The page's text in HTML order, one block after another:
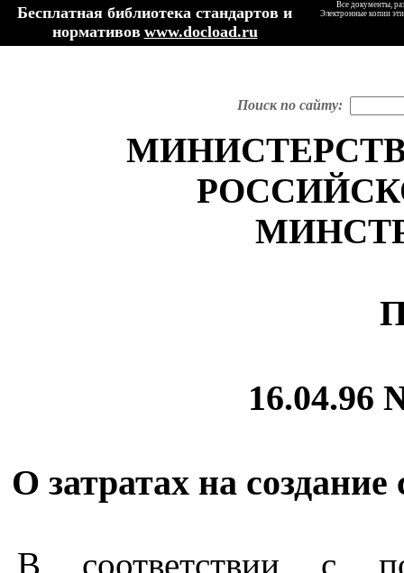
Бесплатная библиотека стандартов и
нормативов www.docload.ru
Все документы,
Электронные копии
Поиск по сайту:
16.04.96
О затратах на
В соответствии с